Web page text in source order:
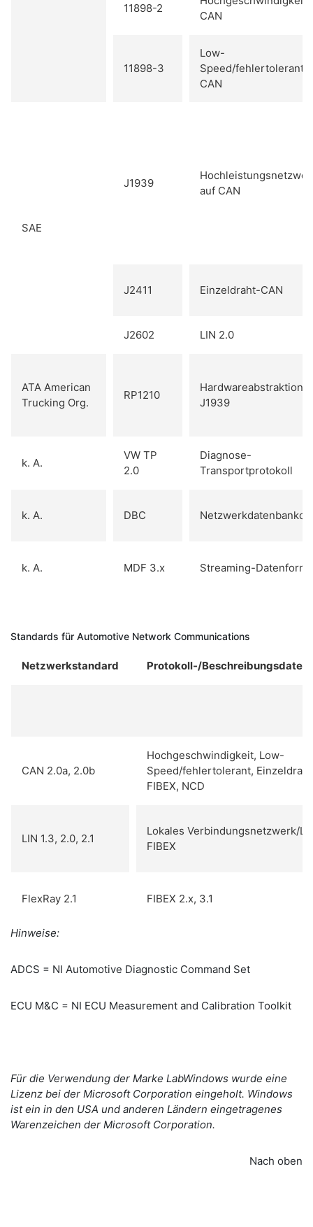
11898-2
CAN
11898-3
Low-
Speed/
CAN
SAE
J1939
auf CAN
J2411 Einzeldraht-CAN
J2602 LIN 2.0
ATA American
Trucking Org.
RP1210
Hardwareabstraktion
J1939
k. A.
VW TP
2.0
Diagnose-
Transportprotokoll
k. A. DBC
k. A. MDF 3.x Streaming-
Standards für Automotive Network Communications
Netzwerkstandard Protokoll-/
CAN 2.0a, 2.0b
Hochgeschwindigkeit, Low-
Speed/fehlertolerant,
FIBEX, NCD
LIN 1.3, 2.0, 2.1
Lokales Verbindungsnetzwerk/
FIBEX
FlexRay 2.1 FIBEX 2.x, 3.1
Hinweise:
ADCS = NI Automotive Diagnostic Command Set
ECU M&C = NI ECU Measurement and Calibration Toolkit
Für die Verwendung der Marke LabWindows wurde eine
Lizenz bei der Microsoft Corporation eingeholt. Windows
ist ein in den USA und anderen Ländern eingetragenes
Warenzeichen der Microsoft Corporation.
Nach oben